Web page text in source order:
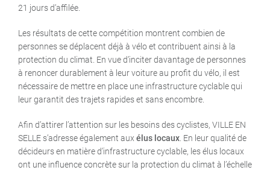
21 jours d’affilée.
Les résultats de cette compétition montrent combien de
personnes se déplacent déjà à vélo et contribuent ainsi à la
protection du climat. En vue d’inciter davantage de personnes
à renoncer durablement à leur voiture au profit du vélo, il est
nécessaire de mettre en place une infrastructure cyclable qui
leur garantit des trajets rapides et sans encombre.
Afin d’attirer l’attention sur les besoins des cyclistes, VILLE EN
SELLE s’adresse également aux élus locaux . En leur qualité de
décideurs en matière d’infrastructure cyclable, les élus locaux
ont une influence concrète sur la protection du climat à l’échelle